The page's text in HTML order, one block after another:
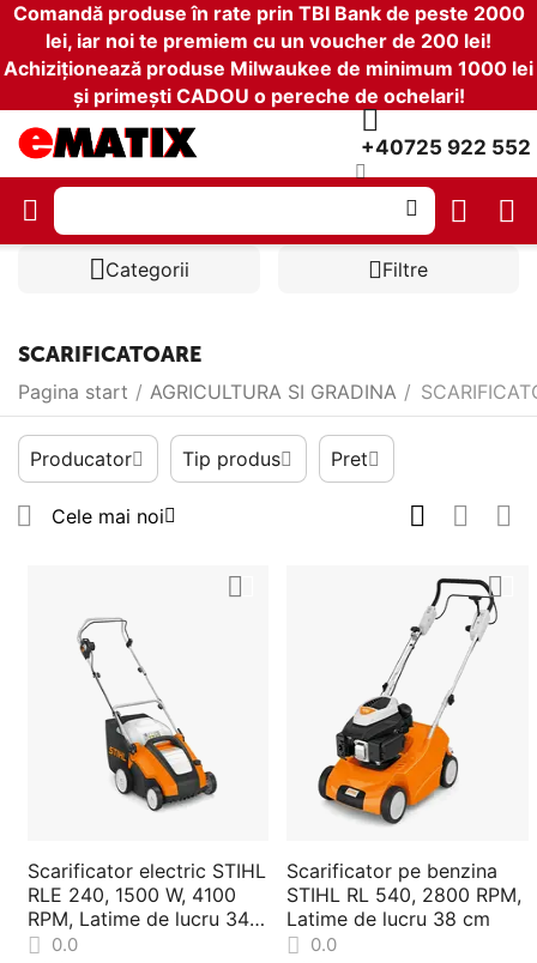
Comandă produse în rate prin TBI Bank de peste 2000
lei, iar noi te premiem cu un voucher de 200 lei!
Achiziționează produse Milwaukee de minimum 1000 lei
și primești CADOU o pereche de ochelari!
+40725 922 552
Categorii Filtre
SCARIFICATOARE
Pagina start / AGRICULTURA SI GRADINA /
Producator Tip produs Pret
Cele mai noi
Scarificator electric STIHL
RLE 240, 1500 W, 4100
RPM, Latime de lucru 34
cm0.0
Scarificator pe benzina
STIHL RL 540, 2800 RPM,
Latime de lucru 38 cm
0.0